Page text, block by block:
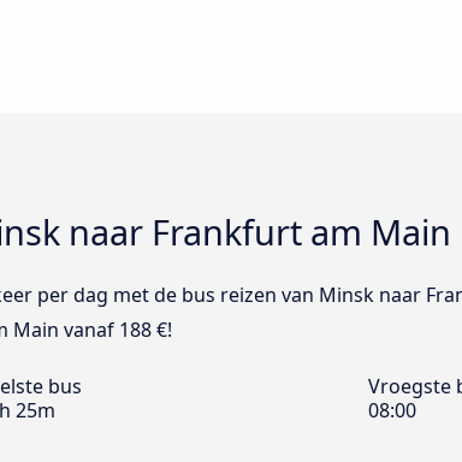
naar Frankfurt am Main
per dag met de bus reizen van Minsk naar
Main vanaf 188 €!
bus
25m
Vroegste
08:00